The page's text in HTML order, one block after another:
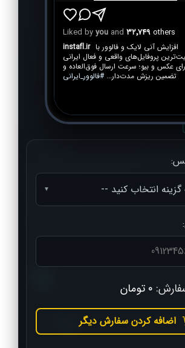
انتخاب کنید --
۰ تومان
Liked byyou and ۳۲٬۷۴۹others
instafl.ir
پروفایل‌های واقعی و فعال ایرانی
عکس و بیو؛ سرعت ارسال فوق‌العاده و
تضمین ریزش مدت‌دار...#فالوور_ایرانی